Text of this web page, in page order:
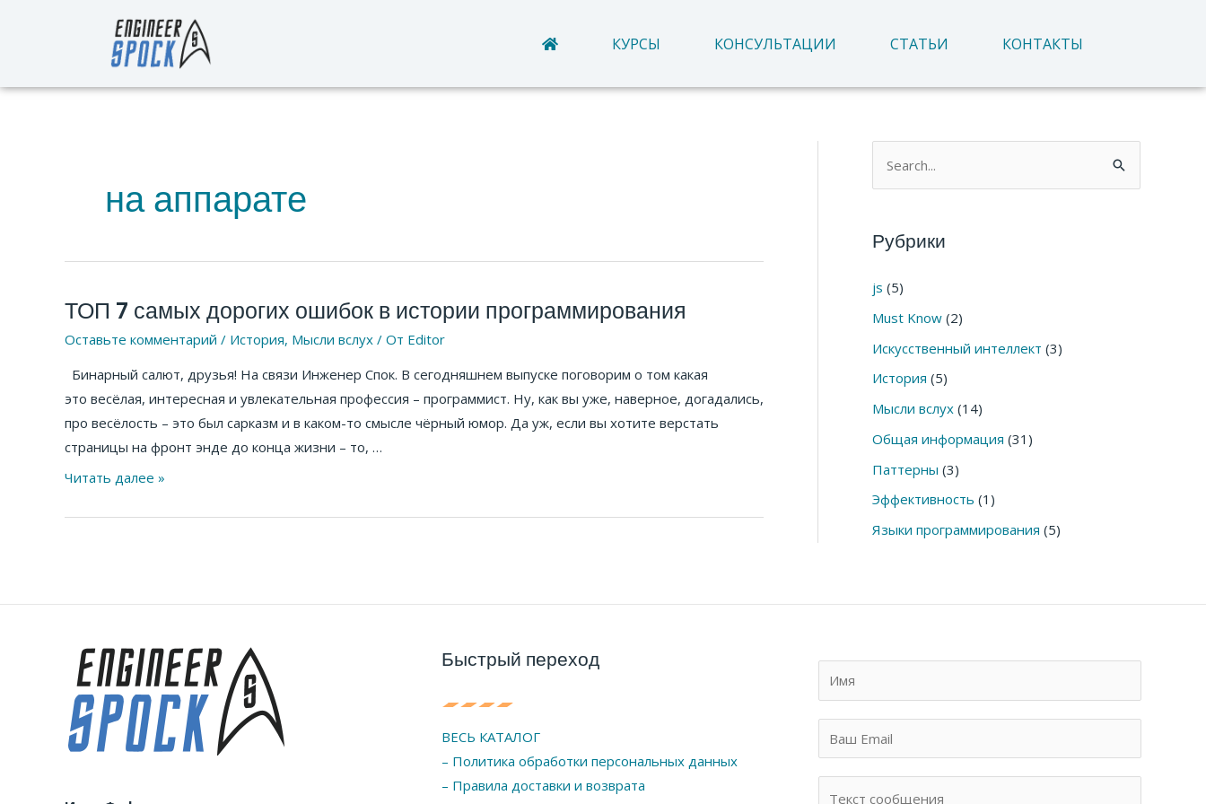
КУРСЫ КОНСУЛЬТАЦИИ СТАТЬИ КОНТАКТЫ
на аппарате
ТОП 7 самых дорогих ошибок в истории программирования
Оставьте комментарий / История, Мысли вслух / От Editor
Бинарный салют, друзья! На связи Инженер Спок. В сегодняшнем выпуске поговорим о том какая
это весёлая, интересная и увлекательная профессия – программист. Ну, как вы уже, наверное, догадались,
про весёлость – это был сарказм и в каком-то смысле чёрный юмор. Да уж, если вы хотите верстать
страницы на фронт энде до конца жизни – то, …
ТОП
дорогих
ошибок
в
истории
программирования
Читать далее »
сРубрики
js (5)
Must Know (2)
Искусственный интеллект (3)
История (5)
Мысли вслух (14)
Общая информация (31)
Паттерны (3)
Эффективность (1)
Языки программирования (5)
Быстрый переход
ВЕСЬ КАТАЛОГ
– Политика обработки персональных данных
– Правила доставки и возврата